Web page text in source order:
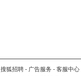
搜狐招聘 - 广告服务 - 客服中心